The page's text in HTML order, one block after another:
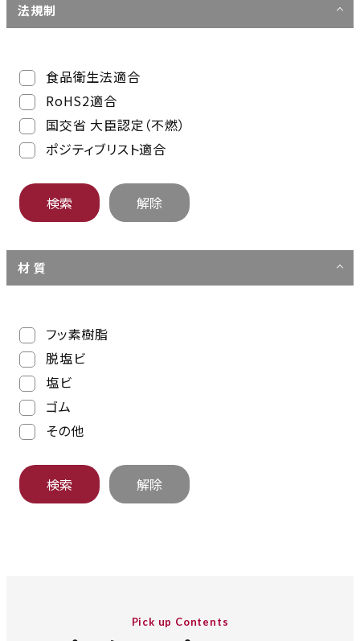
法規制
食品衛生法適合
RoHS2適合
国交省 大臣認定（不燃）
ポジティブリスト適合
材 質
フッ素樹脂
脱塩ビ
塩ビ
ゴム
その他
Pick up Contents